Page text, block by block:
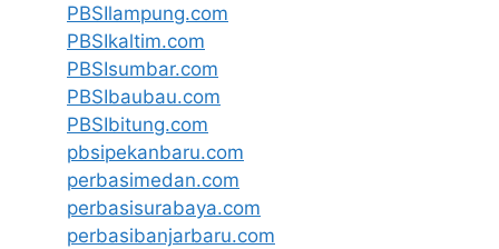
PBSIlampung.com
PBSIkaltim.com
PBSIsumbar.com
PBSIbaubau.com
PBSIbitung.com
pbsipekanbaru.com
perbasimedan.com
perbasisurabaya.com
perbasibanjarbaru.com